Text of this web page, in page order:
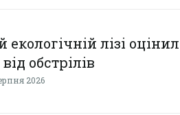
екологічній лізі
обстрілів
2026